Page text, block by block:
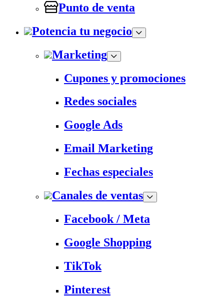
Punto de venta
Potencia tu negocio
Marketing
Cupones y promociones
Redes sociales
Google Ads
Email Marketing
Fechas especiales
Canales de ventas
Facebook / Meta
Google Shopping
TikTok
Pinterest